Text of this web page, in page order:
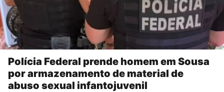
Polícia Federal prende homem em Sousa
por armazenamento de material de
abuso sexual infantojuvenil